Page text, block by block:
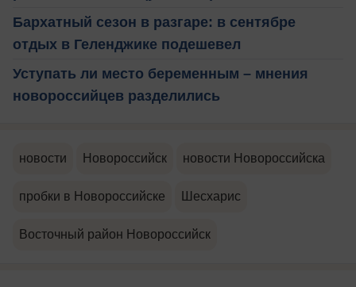
Бархатный сезон в разгаре: в сентябре
отдых в Геленджике подешевел
Уступать ли место беременным – мнения
новороссийцев разделились
новости Новороссийск новости Новороссийска
пробки в Новороссийске Шесхарис
Восточный район Новороссийск